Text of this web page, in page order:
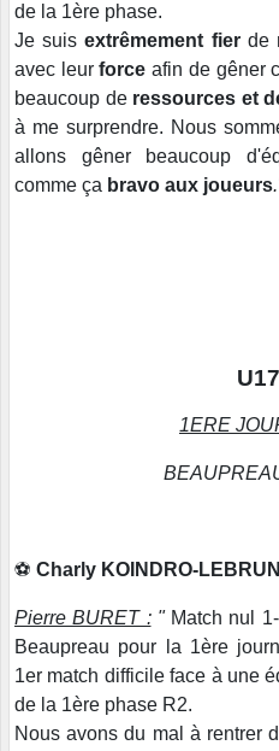
de la 1ère phase.
Je suisextrêmement fierde
avec leurforce afin de gêner
beaucoup de ressources et
à me surprendre. Nous
allons gêner beaucoup
comme ça bravo aux joueurs
1ERE
⚽️ Charly KOINDRO-LEBRUN
Pierre BURET :" Match nul
Beaupreau pour la 1ère
1er match difficile face à une
de la 1ère phase R2.
Nous avons du mal à rentrer